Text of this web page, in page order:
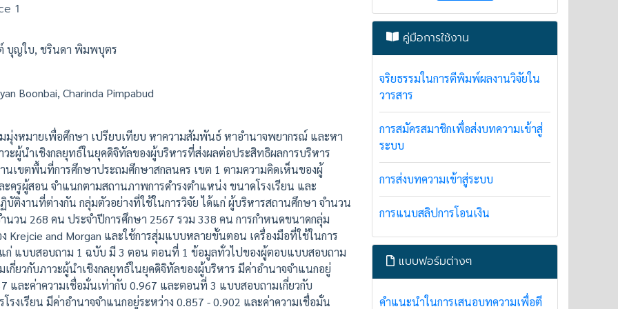
1
บุญใบ, ชรินดา พิมพบุตร
Boonbai, Charinda Pimpabud
งหมายเพื่อศึกษา เปรียบเทียบ หาความสัมพันธ์ หาอำนาจพยากรณ์ และหา
ะผู้นำเชิงกลยุทธ์ในยุคดิจิทัลของผู้บริหารที่ส่งผลต่อประสิทธิผลการบริหาร
านเขตพื้นที่การศึกษาประถมศึกษาสกลนคร เขต 1 ตามความคิดเห็นของผู้
ครูผู้สอน จำแนกตามสถานภาพการดำรงตำแหน่ง ขนาดโรงเรียน และ
บัติงานที่ต่างกัน กลุ่มตัวอย่างที่ใช้ในการวิจัย ได้แก่ ผู้บริหารสถานศึกษา จำนวน
นวน 268 คน ประจำปีการศึกษา 2567 รวม 338 คน การกำหนดขนาดกลุ่ม
Krejcie and Morgan และใช้การสุ่มแบบหลายขั้นตอน เครื่องมือที่ใช้ในการ
แก่ แบบสอบถาม 1 ฉบับ มี 3 ตอน ตอนที่ 1 ข้อมูลทั่วไปของผู้ตอบแบบสอบถาม
กี่ยวกับภาวะผู้นำเชิงกลยุทธ์ในยุคดิจิทัลของผู้บริหาร มีค่าอำนาจจำแนกอยู่
และค่าความเชื่อมั่นเท่ากับ 0.967 และตอนที่ 3 แบบสอบถามเกี่ยวกับ
รงเรียน มีค่าอำนาจจำแนกอยู่ระหว่าง 0.857 - 0.902 และค่าความเชื่อมั่น
คู่มือการใช้งาน
จริยธรรมในการตีพิมพ์ผลงานวิจัยใน
วารสาร
การสมัครสมาชิกเพื่อส่งบทความเข้าสู่
ระบบ
การส่งบทความเข้าสู่ระบบ
การแนบสลิปการโอนเงิน
แบบฟอร์มต่างๆ
คำแนะนำในการเสนอบทความเพื่อตี